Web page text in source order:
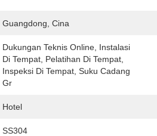
Guangdong, Cina
Dukungan Teknis Online, Instalasi
Di Tempat, Pelatihan Di Tempat,
Inspeksi Di Tempat, Suku Cadang
Gr
Hotel
SS304